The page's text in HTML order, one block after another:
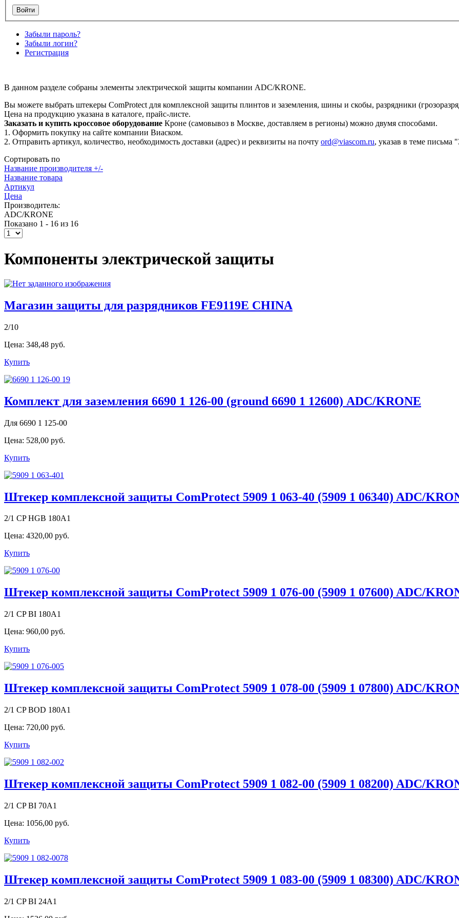
Забыли пароль?
Забыли логин?
Регистрация
В данном разделе собраны элементы электрической защиты компании ADC/KRONE.
Вы можете выбрать штекеры ComProtect для комплексной защиты плинтов и заземления, шины и скобы, разрядники
Цена на продукцию указана в каталоге, прайс-листе.
Заказать и купить кроссовое оборудование Кроне (самовывоз в Москве, доставляем в регионы) можно двумя способами.
1. Оформить покупку на сайте компании Виаском.
2. Отправить артикул, количество, необходимость доставки (адрес) и реквизиты на почту ord@viascom.ru, указав в теме письма
Сортировать по
Название производителя +/-
Название товара
Артикул
Цена
Производитель:
ADC/KRONE
Показано 1 - 16 из 16
Компоненты электрической защиты
Магазин защиты для разрядников FE9119E CHINA
2/10
Цена: 348,48 руб.
Купить
Комплект для заземления 6690 1 126-00 (ground 6690 1 12600) ADC/KRONE
Для 6690 1 125-00
Цена: 528,00 руб.
Купить
Штекер комплексной защиты ComProtect 5909 1 063-40 (5909 1 06340) ADC/
2/1 CP HGB 180A1
Цена: 4320,00 руб.
Купить
Штекер комплексной защиты ComProtect 5909 1 076-00 (5909 1 07600) ADC/
2/1 CP BI 180A1
Цена: 960,00 руб.
Купить
Штекер комплексной защиты ComProtect 5909 1 078-00 (5909 1 07800) ADC/
2/1 CP BOD 180A1
Цена: 720,00 руб.
Купить
Штекер комплексной защиты ComProtect 5909 1 082-00 (5909 1 08200) ADC/
2/1 CP BI 70A1
Цена: 1056,00 руб.
Купить
Штекер комплексной защиты ComProtect 5909 1 083-00 (5909 1 08300) ADC/
2/1 CP BI 24A1